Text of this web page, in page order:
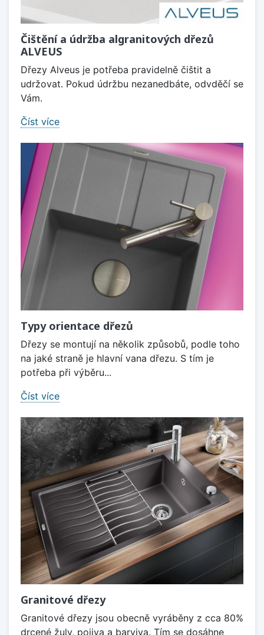
Čištění a údržba algranitových dřezů
ALVEUS
Dřezy Alveus je potřeba pravidelně čištit a
udržovat. Pokud údržbu nezanedbáte, odvděčí se
Vám.
Číst více
Typy orientace dřezů
Dřezy se montují na několik způsobů, podle toho
na jaké straně je hlavní vana dřezu. S tím je
potřeba při výběru...
Číst více
Granitové dřezy
Granitové dřezy jsou obecně vyráběny z cca 80%
drcené žuly, pojiva a barviva. Tím se dosáhne